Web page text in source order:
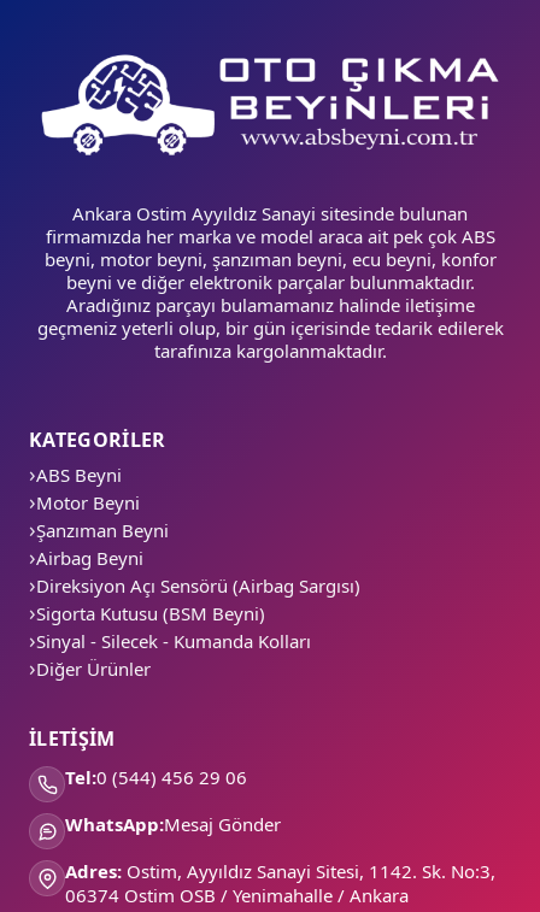
Ankara Ostim Ayyıldız Sanayi sitesinde bulunan
firmamızda her marka ve model araca ait pek çok ABS
beyni, motor beyni, şanzıman beyni, ecu beyni, konfor
beyni ve diğer elektronik parçalar bulunmaktadır.
Aradığınız parçayı bulamamanız halinde iletişime
geçmeniz yeterli olup, bir gün içerisinde tedarik edilerek
tarafınıza kargolanmaktadır.
KATEGORİLER
ABS Beyni
Motor Beyni
Şanzıman Beyni
Airbag Beyni
Direksiyon Açı Sensörü (Airbag Sargısı)
Sigorta Kutusu (BSM Beyni)
Sinyal - Silecek - Kumanda Kolları
Diğer Ürünler
İLETİŞİM
Tel:0 (544) 456 29 06
WhatsApp:Mesaj Gönder
Adres: Ostim, Ayyıldız Sanayi Sitesi, 1142. Sk. No:3,
06374 Ostim OSB / Yenimahalle / Ankara